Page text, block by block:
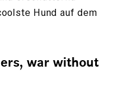
Hund auf dem
war without